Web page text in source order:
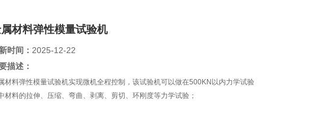
材料弹性模量试验机
时间： 2025-12-22
描述：
材料弹性模量试验机实现微机全程控制，该试验机可以做在500KN以内力学试验
材料的拉伸、压缩、弯曲、剥离、剪切、环刚度等力学试验；